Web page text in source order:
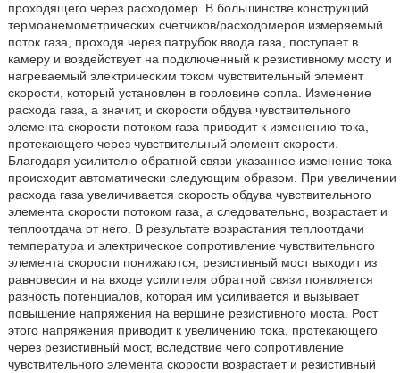
проходящего через расходомер. В большинстве конструкций
термоанемометрических счетчиков/расходомеров измеряемый
поток газа, проходя через патрубок ввода газа, поступает в
камеру и воздействует на подключенный к резистивному мосту и
нагреваемый электрическим током чувствительный элемент
скорости, который установлен в горловине сопла. Изменение
расхода газа, а значит, и скорости обдува чувствительного
элемента скорости потоком газа приводит к изменению тока,
протекающего через чувствительный элемент скорости.
Благодаря усилителю обратной связи указанное изменение тока
происходит автоматически следующим образом. При увеличении
расхода газа увеличивается скорость обдува чувствительного
элемента скорости потоком газа, а следовательно, возрастает и
теплоотдача от него. В результате возрастания теплоотдачи
температура и электрическое сопротивление чувствительного
элемента скорости понижаются, резистивный мост выходит из
равновесия и на входе усилителя обратной связи появляется
разность потенциалов, которая им усиливается и вызывает
повышение напряжения на вершине резистивного моста. Рост
этого напряжения приводит к увеличению тока, протекающего
через резистивный мост, вследствие чего сопротивление
чувствительного элемента скорости возрастает и резистивный